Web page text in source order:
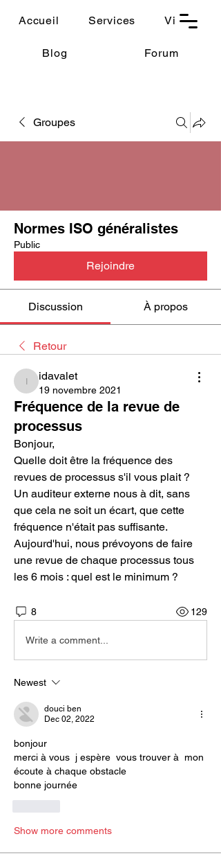
THAUMASIA
Accueil Services Vidéos
Blog Forum
Groupes
Normes ISO généralistes
Public
Rejoindre
Discussion À propos
Retour
idavalet
idavalet
19 novembre 2021
Fréquence de la revue de
processus
Bonjour,
Quelle doit être la fréquence des
revues de processus s'il vous plait ?
Un auditeur externe nous à dit, sans
que cela ne soit un écart, que cette
fréquence n'était pas suffisante.
Aujourd'hui, nous prévoyons de faire
une revue de chaque processus tous
les 6 mois : quel est le minimum ?
8 129
Write a comment...
Newest
douci ben
Dec 02, 2022
bonjour
merci à vous  j espère  vous trouver à  mon
écoute à chaque obstacle
bonne journée
Show more comments